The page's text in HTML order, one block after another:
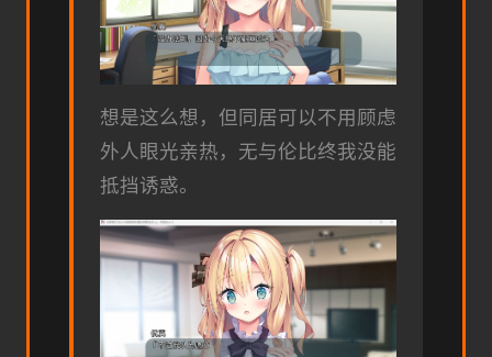
想是这么想，但同居可以不用顾虑
外人眼光亲热，无与伦比终我没能
抵挡诱惑。